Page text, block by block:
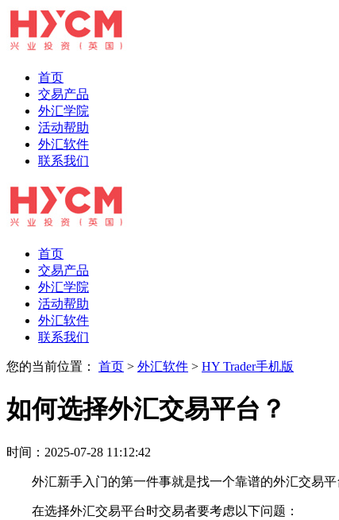
首页
交易产品
外汇学院
活动帮助
外汇软件
联系我们
首页
交易产品
外汇学院
活动帮助
外汇软件
联系我们
您的当前位置： 首页 > 外汇软件 > HY Trader手机版
如何选择外汇交易平台？
时间：2025-07-28 11:12:42
外汇新手入门的第一件事就是找一个靠谱的外汇交易
在选择外汇交易平台时交易者要考虑以下问题：